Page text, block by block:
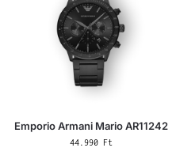
Emporio Armani Mario AR11242
44.990 Ft